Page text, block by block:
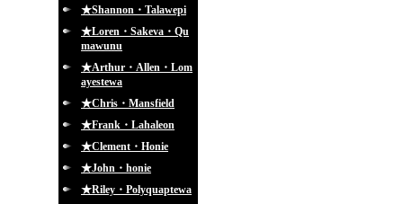
★Shannon・Talawepi
★Loren・Sakeva・Qu
mawunu
★Arthur・Allen・Lom
ayestewa
★Chris・Mansfield
★Frank・Lahaleon
★Clement・Honie
★John・honie
★Riley・Polyquaptewa